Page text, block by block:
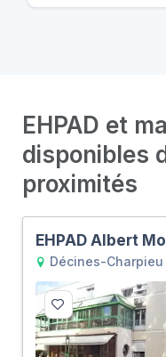
EHPAD et
disponibles
proximités
EHPAD Albert
Décines-Charpieu